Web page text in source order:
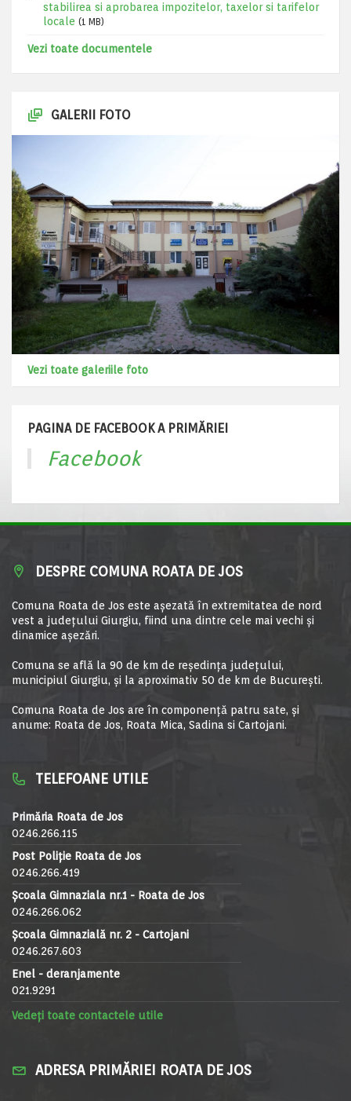
stabilirea si aprobarea impozitelor, taxelor si tarifelor
locale (1 MB)
Vezi toate documentele
GALERII FOTO
Vezi toate galeriile foto
PAGINA DE FACEBOOK A PRIMĂRIEI
Facebook
DESPRE COMUNA ROATA DE JOS
Comuna Roata de Jos este aşezată în extremitatea de nord
vest a judeţului Giurgiu, fiind una dintre cele mai vechi şi
dinamice aşezări.
Comuna se află la 90 de km de reşedinţa judeţului,
municipiul Giurgiu, şi la aproximativ 50 de km de Bucureşti.
Comuna Roata de Jos are în componență patru sate, și
anume: Roata de Jos, Roata Mica, Sadina si Cartojani.
TELEFOANE UTILE
Primăria Roata de Jos
0246.266.115
Post Poliție Roata de Jos
0246.266.419
Școala Gimnaziala nr.1 - Roata de Jos
0246.266.062
Școala Gimnazială nr. 2 - Cartojani
0246.267.603
Enel - deranjamente
021.9291
Vedeți toate contactele utile
ADRESA PRIMĂRIEI ROATA DE JOS